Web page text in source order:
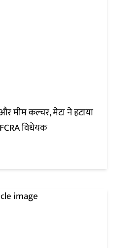
मीम कल्चर, मेटा ने हटाया
FCRA विधेयक